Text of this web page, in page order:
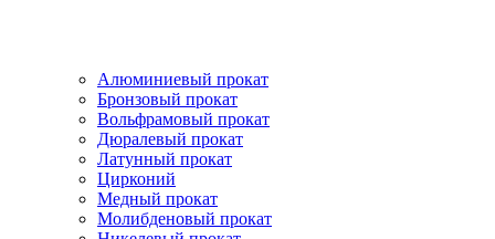
Алюминиевый прокат
Бронзовый прокат
Вольфрамовый прокат
Дюралевый прокат
Латунный прокат
Цирконий
Медный прокат
Молибденовый прокат